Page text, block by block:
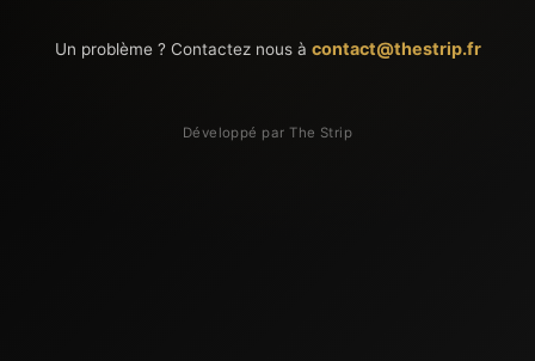
Un problème ? Contactez nous à contact@thestrip.fr
Développé par The Strip